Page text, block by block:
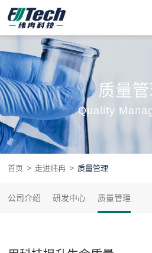
质量
Quality
首页 > 走进纬冉 > 质量管理
公司介绍 研发中心 质量管理